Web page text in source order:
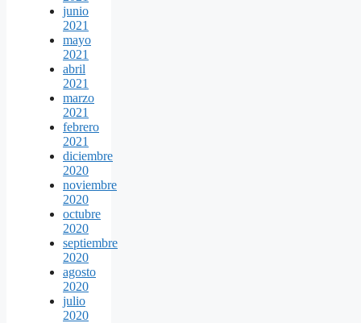
junio
2021
mayo
2021
abril
2021
marzo
2021
febrero
2021
diciembre
2020
noviembre
2020
octubre
2020
septiembre
2020
agosto
2020
julio
2020